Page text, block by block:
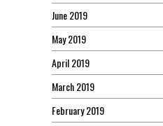
June 2019
May 2019
April 2019
March 2019
February 2019